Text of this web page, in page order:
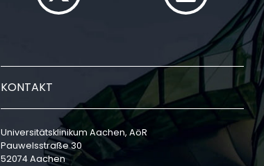
KONTAKT
Universitätsklinikum Aachen, AöR
Pauwelsstraße 30
52074 Aachen